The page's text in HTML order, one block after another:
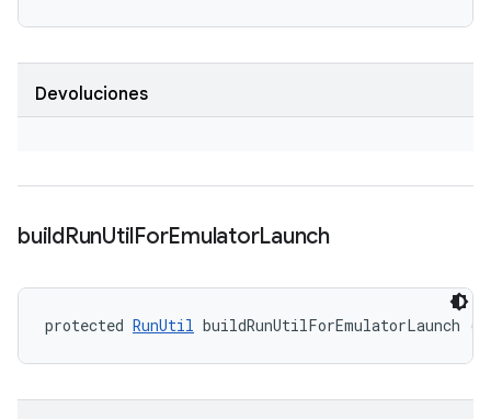
Devoluciones
buildRunUtilForEmulatorLaunch
protected RunUtil buildRunUtilForEmulatorLaunch ()